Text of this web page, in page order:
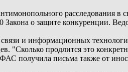
расследования в
Закона о защите конкуренции.
и информационных
"Сколько продлится это
получила письма также от